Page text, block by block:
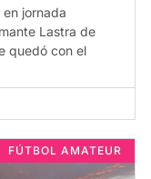
jornada
Lastra de
quedó con el
FÚTBOL AMATEUR